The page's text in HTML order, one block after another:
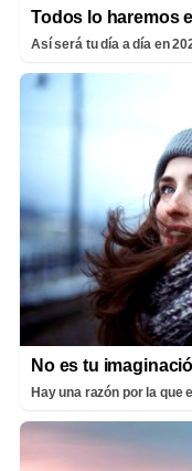
Todos lo haremos
Así será tu día a día en
No es tu
Hay una razón por la que